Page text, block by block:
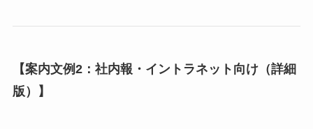
仕事のことで、夜よく眠れない…